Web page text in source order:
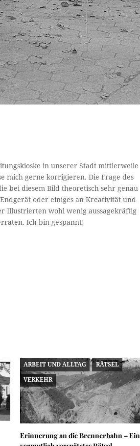
in unserer Stadt mittlerweile
mich gerne korrigieren. Die Frage des
bei diesem Bild theoretisch sehr genau
oder einiges an Kreativität und
Illustrierten wohl wenig aussagekräftig
Ich bin gespannt!
ARBEIT UND ALLTAG RÄTSEL
VERKEHR
Erinnerung an die Brennerbahn – Ein